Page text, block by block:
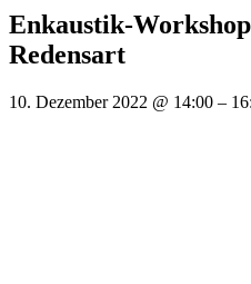
Enkaustik-
Redensart
10. Dezember 2022 @ 14:00 –